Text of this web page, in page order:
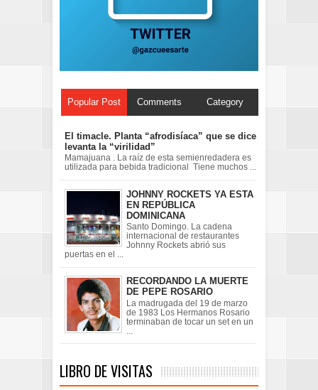
Popular Post Comments Category
El timacle. Planta “afrodisíaca” que se dice
levanta la “virilidad”
Mamajuana . La raíz de esta semienredadera es
utilizada para bebida tradicional Tiene muchos ...
JOHNNY ROCKETS YA ESTA
EN REPÚBLICA
DOMINICANA
Santo Domingo. La cadena
internacional de restaurantes
Johnny Rockets abrió sus
puertas en el ...
RECORDANDO LA MUERTE
DE PEPE ROSARIO
La madrugada del 19 de marzo
de 1983 Los Hermanos Rosario
terminaban de tocar un set en un
LIBRO DE VISITAS